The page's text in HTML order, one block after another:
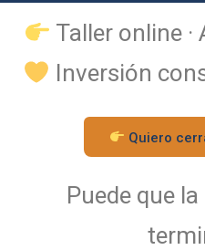
Taller online
Inversión
Quiero
Puede que